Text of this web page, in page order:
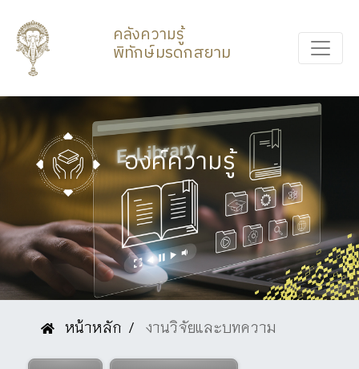
คลังความรู้
พิทักษ์มรดกสยาม
องค์ความรู้
หน้าหลัก งานวิจัยและบทความ